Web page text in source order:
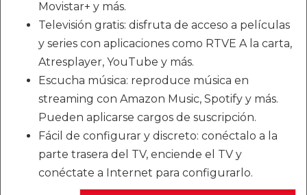
Movistar+ y más.
Televisión gratis: disfruta de acceso a películas
y series con aplicaciones como RTVE A la carta,
Atresplayer, YouTube y más.
Escucha música: reproduce música en
streaming con Amazon Music, Spotify y más.
Pueden aplicarse cargos de suscripción.
Fácil de configurar y discreto: conéctalo a la
parte trasera del TV, enciende el TV y
conéctate a Internet para configurarlo.